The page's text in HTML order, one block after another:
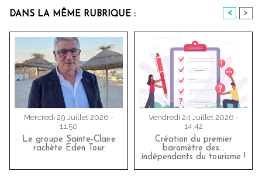
DANS LA MÊME RUBRIQUE : < >
Mercredi 29 Juillet 2026 -
11:50
Le groupe Sainte-Claire
rachète Eden Tour
Vendredi 24 Juillet 2026 -
14:42
Création du premier
baromètre des…
indépendants du tourisme !